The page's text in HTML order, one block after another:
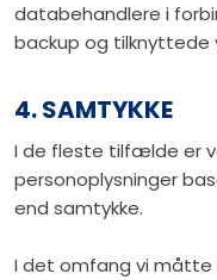
databehandlere i
backup og tilknyttede
4. SAMTYKKE
I de fleste tilfælde er
personoplysninger
end samtykke.
I det omfang vi